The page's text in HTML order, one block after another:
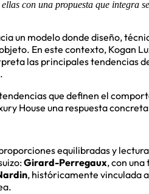
con una propuesta que integra
un modelo donde diseño,
En este contexto, Kogan
las principales tendencias
que definen el
House una respuesta
equilibradas y
Girard-Perregaux, con
, históricamente vinculada